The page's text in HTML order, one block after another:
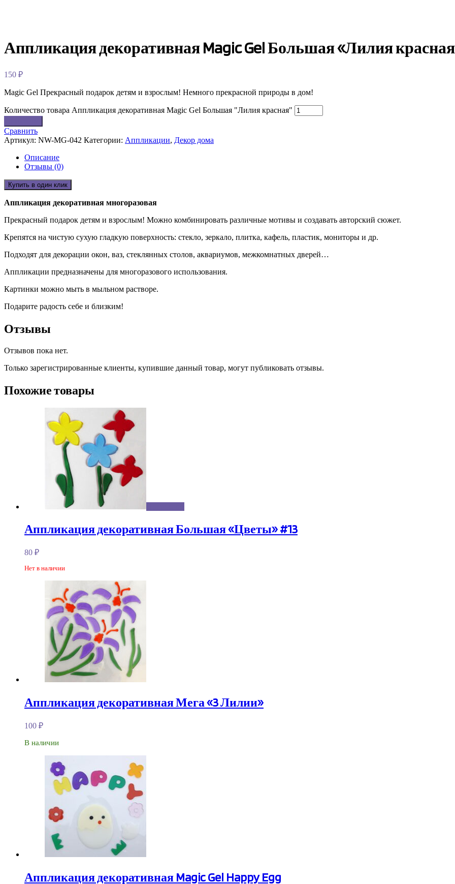
Аппликация декоративная Magic Gel Большая «Лилия
150 ₽
Magic Gel Прекрасный подарок детям и взрослым! Немного прекрасной природы в дом!
Количество товара Аппликация декоративная Magic Gel Большая "Лилия красная"
Сравнить
Артикул: NW-MG-042 Категории: Аппликации, Декор дома
Описание
Отзывы (0)
Купить в один клик
Аппликация декоративная многоразовая
Прекрасный подарок детям и взрослым! Можно комбинировать различные мотивы и создавать авторский сюжет.
Крепятся на чистую сухую гладкую поверх­ность: стекло, зеркало, плитка, кафель, пластик, мониторы и др.
Подходят для декорации окон, ваз, стеклянных столов, аквариумов, межкомнатных дверей…
Аппликации предназначены для многоразо­вого использования.
Картинки можно мыть в мыльном растворе.
Подарите радость себе и близким!
Отзывы
Отзывов пока нет.
Только зарегистрированные клиенты, купившие данный товар, могут публиковать отзывы.
Похожие товары
Аппликация декоративная Большая «Цветы» #13
80 ₽
Нет в наличии
Аппликация декоративная Мега «3 Лилии»
100 ₽
В наличии
Аппликация декоративная Magic Gel Happy Egg